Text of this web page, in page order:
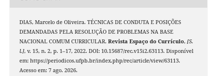
DIAS, Marcelo de Oliveira. TÉCNICAS DE CONDUTA E POSIÇÕES
DEMANDADAS PELA RESOLUÇÃO DE PROBLEMAS NA BASE
NACIONAL COMUM CURRICULAR. Revista Espaço do Currículo, [S.
l.], v. 15, n. 2, p. 1–17, 2022. DOI: 10.15687/rec.v15i2.63113. Disponível
em: https://periodicos.ufpb.br/index.php/rec/article/view/63113.
Acesso em: 7 ago. 2026.